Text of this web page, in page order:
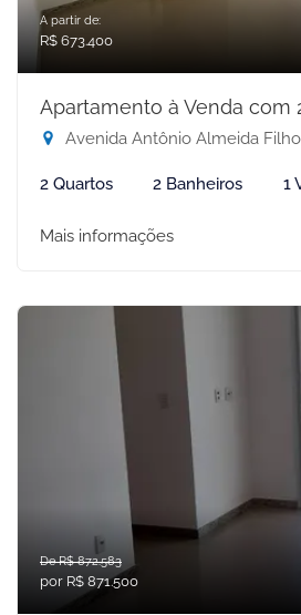
A partir de:
R$ 673.400
Apartamento à Venda com
Avenida Antônio Almeida Filho - Praia
2 Quartos 2 Banheiros 1
Mais informações
De R$ 872.583
por R$ 871.500